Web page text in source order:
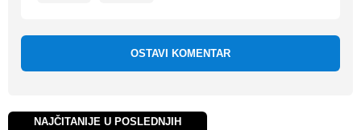
OSTAVI KOMENTAR
NAJČITANIJE U POSLEDNJIH